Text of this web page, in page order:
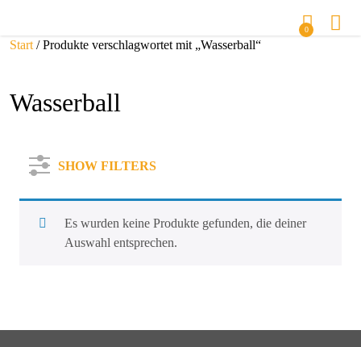
0
Start / Produkte verschlagwortet mit „Wasserball“
Wasserball
SHOW FILTERS
Es wurden keine Produkte gefunden, die deiner
Auswahl entsprechen.